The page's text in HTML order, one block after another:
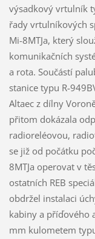
výsadkový vrtulník
řady vrtulníkových
Mi-8MTJa, který
komunikačních
a rota. Součástí
stanice typu R-
Altaec z dílny
přitom dokázala
radioreléovou,
se již od počátku
8MTJa operovat v
ostatních REB
obdržel instalaci
kabiny a příďového
mm kulometem